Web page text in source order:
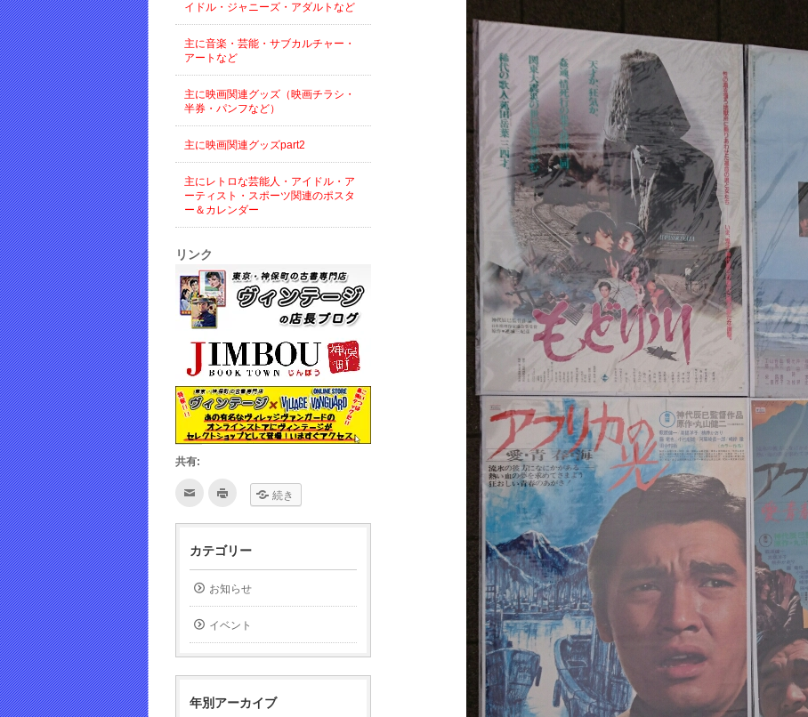
イドル・ジャニーズ・アダルトなど
主に音楽・芸能・サブカルチャー・
アートなど
主に映画関連グッズ（映画チラシ・
半券・パンフなど）
主に映画関連グッズpart2
主にレトロな芸能人・アイドル・ア
ーティスト・スポーツ関連のポスタ
ー＆カレンダー
リンク
共有:
ク
て
友
メ
ー
ル
で
送
信
し
い
ィ
ン
ク
て
印
し
い
ウ
ィ
ン
ド
で
開
す)
続き
カテゴリー
お知らせ
イベント
年別アーカイブ